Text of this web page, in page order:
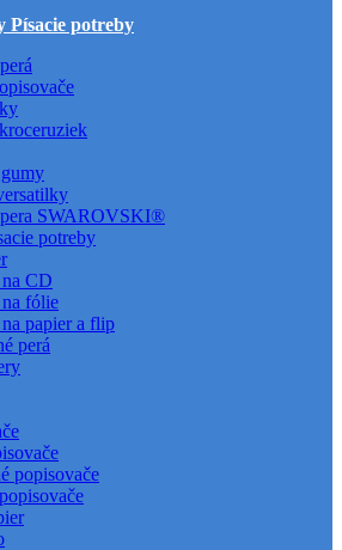
Písacie potreby
SWAROVSKI®
potreby
CD
fólie
papier a flip
perá
popisovače